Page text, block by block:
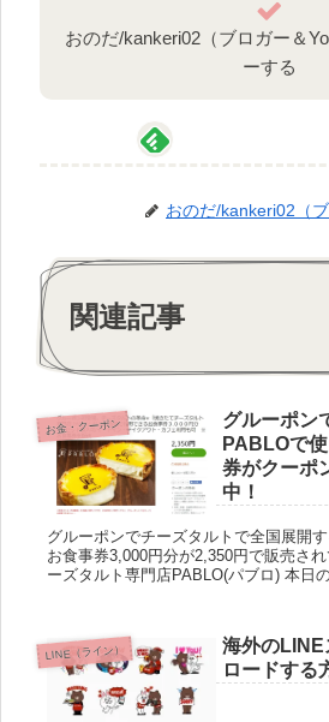
おのだ/kankeri02（ブロガー＆
ーする
おのだ/kankeri02（
関連記事
お金・クーポン
グルーポン
PABLOで
券がクーポ
中！
グルーポンでチーズタルトで全国展開
お食事券3,000円分が2,350円で販売さ
ーズタルト専門店PABLO(パブロ) 本日
LINE（ライン）
海外のLINE
ロードする